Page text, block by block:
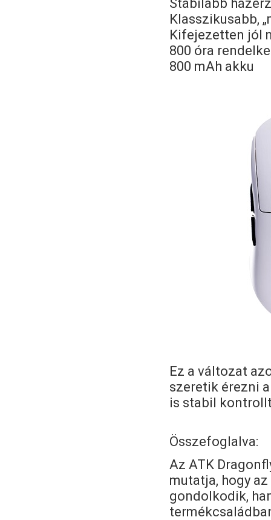
Klasszikusabb,
Kifejezetten jól
800 óra
800 mAh akku
Ez a változat
szeretik érezni
is stabil
Összefoglalva:
Az ATK
mutatja, hogy
gondolkodik,